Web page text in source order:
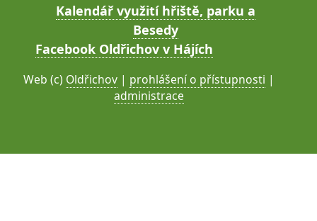
Kalendář využití hřiště, parku a
Besedy
Facebook Oldřichov v Hájích
Web (c) Oldřichov | prohlášení o přístupnosti |
administrace